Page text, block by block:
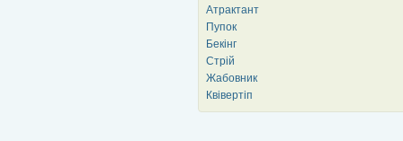
Атрактант
Пупок
Бекінг
Стрій
Жабовник
Квівертіп